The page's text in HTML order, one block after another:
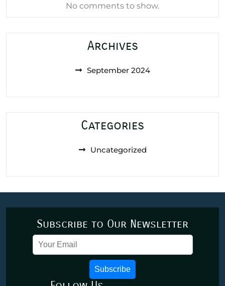
No comments to show.
Archives
September 2024
Categories
Uncategorized
Subscribe to Our Newsletter
Subscribe